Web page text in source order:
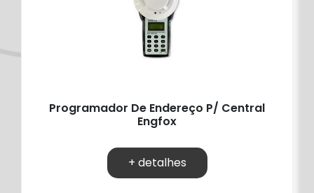
Programador De Endereço P/ Central
Engfox
+ detalhes